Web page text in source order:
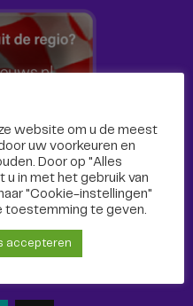
hier, maar ook via social
website om u de meest
uw voorkeuren en
Door op "Alles
in met het gebruik van
"Cookie-instellingen"
toestemming te geven.
accepteren